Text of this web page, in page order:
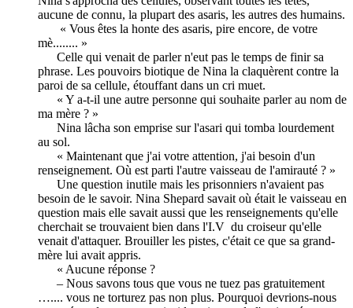
aucune de connu, la plupart des asaris, les autres des humains.
« Vous êtes la honte des asaris, pire encore, de votre
mè........ »
Celle qui venait de parler n'eut pas le temps de finir sa
phrase. Les pouvoirs biotique de Nina la claquèrent contre la
paroi de sa cellule, étouffant dans un cri muet.
« Y a-t-il une autre personne qui souhaite parler au nom de
ma mère ? »
Nina lâcha son emprise sur l'asari qui tomba lourdement
au sol.
« Maintenant que j'ai votre attention, j'ai besoin d'un
renseignement. Où est parti l'autre vaisseau de l'amirauté ? »
Une question inutile mais les prisonniers n'avaient pas
besoin de le savoir. Nina Shepard savait où était le vaisseau en
question mais elle savait aussi que les renseignements qu'elle
cherchait se trouvaient bien dans l'I.V du croiseur qu'elle
venait d'attaquer. Brouiller les pistes, c'était ce que sa grand-
mère lui avait appris.
« Aucune réponse ?
– Nous savons tous que vous ne tuez pas gratuitement
….... vous ne torturez pas non plus. Pourquoi devrions-nous